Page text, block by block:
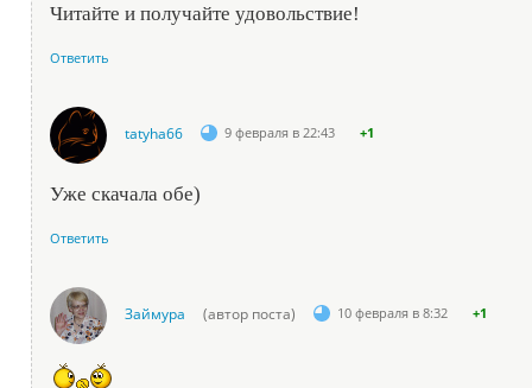
Читайте и получайте удовольствие!
Ответить
tatyha66 9 февраля в 22:43 +1
Уже скачала обе)
Ответить
Займура (автор поста) 10 февраля в 8:32 +1